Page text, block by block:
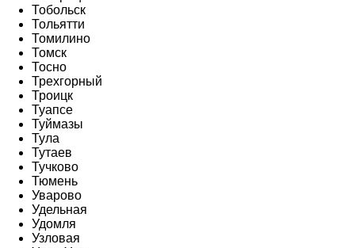
Тобольск
Тольятти
Томилино
Томск
Тосно
Трехгорный
Троицк
Туапсе
Туймазы
Тула
Тутаев
Тучково
Тюмень
Уварово
Удельная
Удомля
Узловая